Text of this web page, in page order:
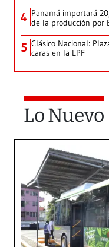
4 Panamá importará
de la producción por
5 Clásico Nacional:
caras en la LPF
Lo Nuevo